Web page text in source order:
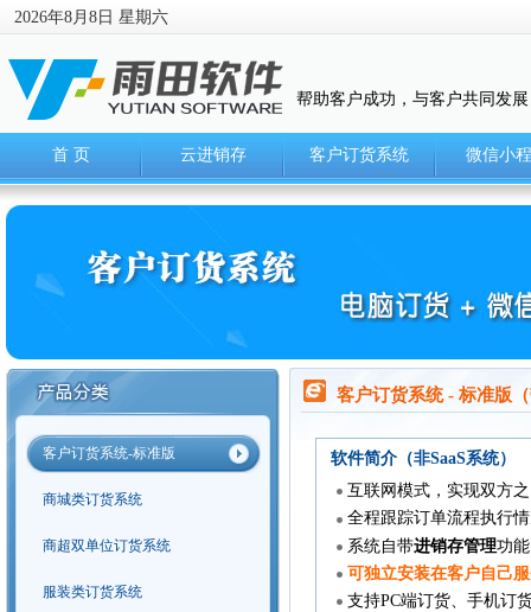
2026年8月8日 星期六
帮助客户成功，与客户共同发
首 页 云进销存 客户订货系统 微信小
客户订货系统-标准版
商城类订货系统
商超双单位订货系统
服装类订货系统
客户订货系统 - 标准版
软件简介（非SaaS系统）
互联网模式，实现双方
全程跟踪订单流程执行
系统自带进销存管理功
可独立安装在客户自己
支持PC端订货、手机订